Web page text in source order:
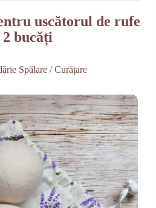
uscătorul de rufe
2 bucăți
Spălare / Curățare